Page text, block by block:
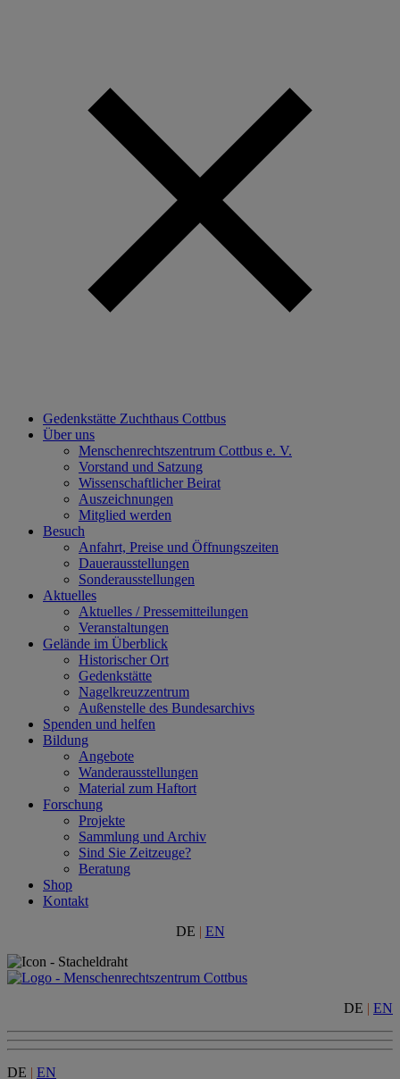
Gedenkstätte Zuchthaus Cottbus
Über uns
Menschenrechtszentrum Cottbus e. V.
Vorstand und Satzung
Wissenschaftlicher Beirat
Auszeichnungen
Mitglied werden
Besuch
Anfahrt, Preise und Öffnungszeiten
Dauerausstellungen
Sonderausstellungen
Aktuelles
Aktuelles / Pressemitteilungen
Veranstaltungen
Gelände im Überblick
Historischer Ort
Gedenkstätte
Nagelkreuzzentrum
Außenstelle des Bundesarchivs
Spenden und helfen
Bildung
Angebote
Wanderausstellungen
Material zum Haftort
Forschung
Projekte
Sammlung und Archiv
Sind Sie Zeitzeuge?
Beratung
Shop
Kontakt
DE | EN
DE | EN
DE | EN